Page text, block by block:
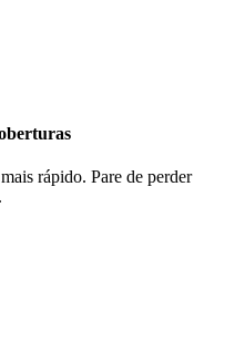
rápido. Pare de perder